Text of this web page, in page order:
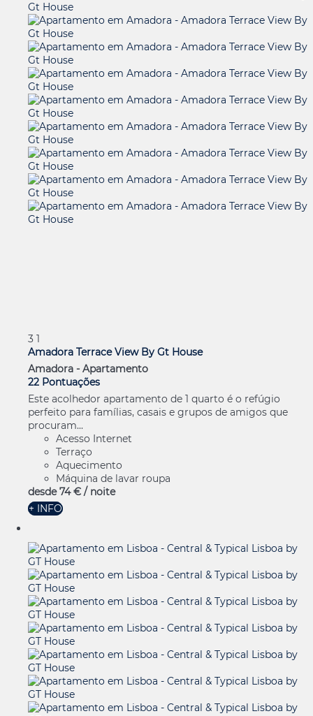
3 1
Amadora Terrace View By Gt House
Amadora - Apartamento
22 Pontuações
Este acolhedor apartamento de 1 quarto é o refúgio
perfeito para famílias, casais e grupos de amigos que
procuram...
Acesso Internet
Terraço
Aquecimento
Máquina de lavar roupa
desde 74 € / noite
+ INFO